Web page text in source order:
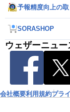
予報精度向上の
SORASHOP
ウェザーニュ
会社概要利用規約プラ